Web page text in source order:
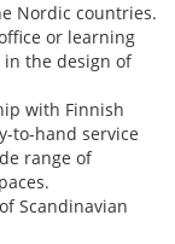
Nordic countries.
or learning
in the design of
with Finnish
to-hand service
range of
Scandinavian